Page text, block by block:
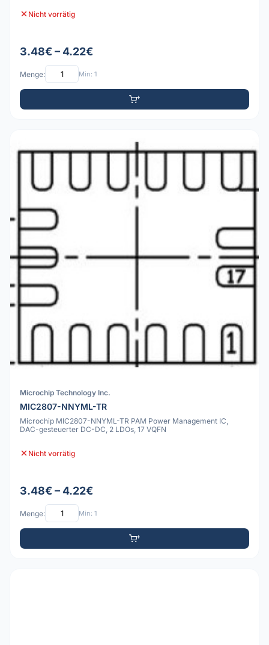
Nicht vorrätig
3.48€ – 4.22€
Menge: Min: 1
Microchip Technology Inc.
MIC2807-NNYML-TR
Microchip MIC2807-NNYML-TR PAM Power Management IC,
DAC-gesteuerter DC-DC, 2 LDOs, 17 VQFN
Nicht vorrätig
3.48€ – 4.22€
Menge: Min: 1